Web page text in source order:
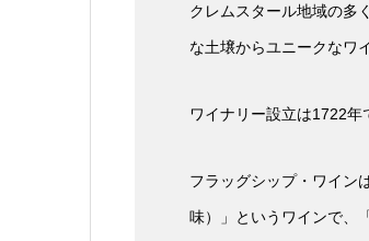
クレムスタール地域の多
な土壌からユニークなワ
ワイナリー設立は1722年
フラッグシップ・ワイン
味）」というワインで、